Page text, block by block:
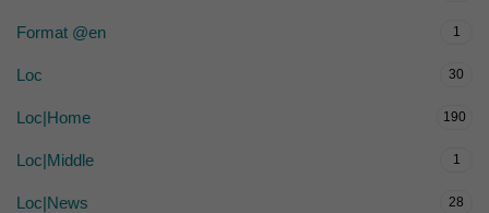
Format @en 1
Loc 30
Loc|Home 190
Loc|Middle 1
Loc|News 28